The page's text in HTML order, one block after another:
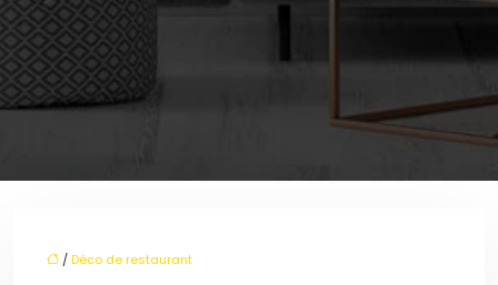
/Déco de restaurant